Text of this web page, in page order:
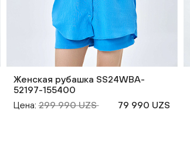
Женская рубашка SS24WBA-
52197-155400
Цена: 299 990 UZS 79 990 UZS